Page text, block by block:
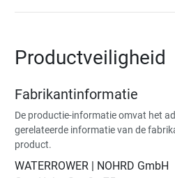
Productveiligheid
Fabrikantinformatie
De productie-informatie omvat het
gerelateerde informatie van de
product.
WATERROWER | NOHRD GmbH